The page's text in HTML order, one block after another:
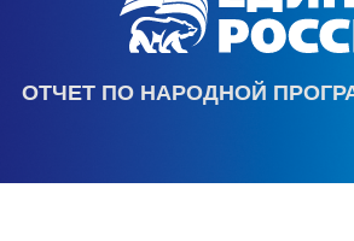
ОТЧЕТ ПО НАРОДНОЙ